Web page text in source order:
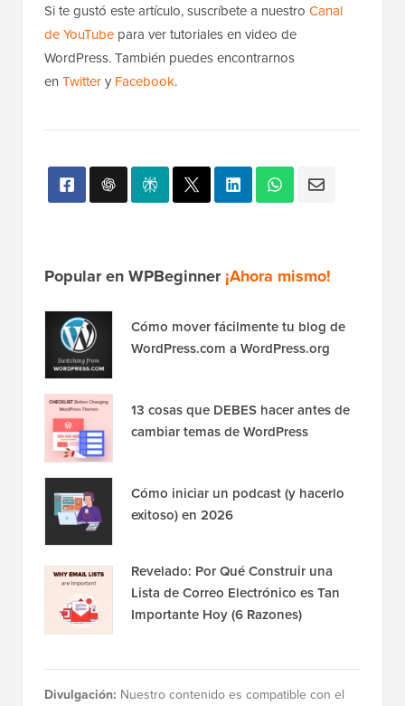
Si te gustó este artículo, suscríbete a nuestro Canal
de YouTube para ver tutoriales en video de
WordPress. También puedes encontrarnos
en Twittery Facebook.
Popular en WPBeginner¡Ahora mismo!
Cómo mover fácilmente tu blog de
WordPress.com a WordPress.org
13 cosas que DEBES hacer antes de
cambiar temas de WordPress
Cómo iniciar un podcast (y hacerlo
exitoso) en 2026
Revelado: Por Qué Construir una
Lista de Correo Electrónico es Tan
Importante Hoy (6 Razones)
Divulgación: Nuestro contenido es compatible con el